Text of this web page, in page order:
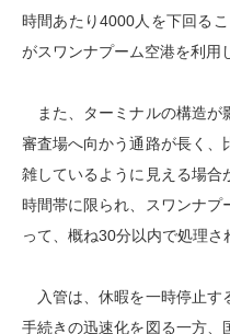
時間あたり4000人を下回る
がスワンナプーム空港を利用
また、ターミナルの構造が
審査場へ向かう通路が長く、
雑しているように見える場合
時間帯に限られ、スワンナプ
って、概ね30分以内で処理さ
入管は、休暇を一時停止す
手続きの迅速化を図る一方、